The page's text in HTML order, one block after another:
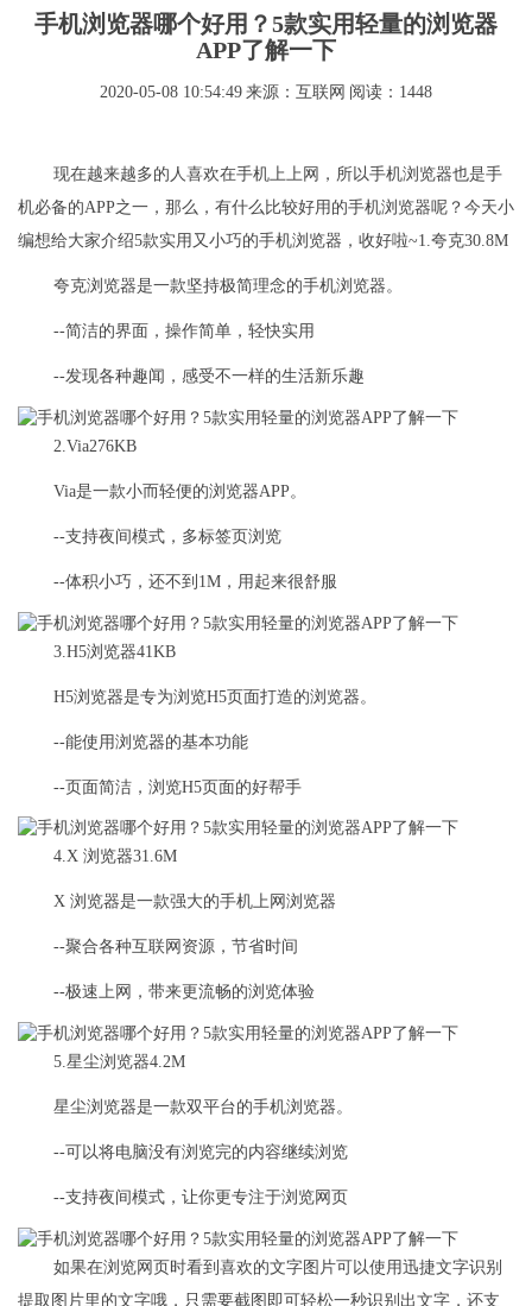
手机浏览器哪个好用？5款实用轻量的浏览器
APP了解一下
2020-05-08 10:54:49 来源：互联网 阅读：1448
现在越来越多的人喜欢在手机上上网，所以手机浏览器也是手
机必备的APP之一，那么，有什么比较好用的手机浏览器呢？今天小
编想给大家介绍5款实用又小巧的手机浏览器，收好啦~1.夸克30.8M
夸克浏览器是一款坚持极简理念的手机浏览器。
--简洁的界面，操作简单，轻快实用
--发现各种趣闻，感受不一样的生活新乐趣
2.Via276KB
Via是一款小而轻便的浏览器APP。
--支持夜间模式，多标签页浏览
--体积小巧，还不到1M，用起来很舒服
3.H5浏览器41KB
H5浏览器是专为浏览H5页面打造的浏览器。
--能使用浏览器的基本功能
--页面简洁，浏览H5页面的好帮手
4.X 浏览器31.6M
X 浏览器是一款强大的手机上网浏览器
--聚合各种互联网资源，节省时间
--极速上网，带来更流畅的浏览体验
5.星尘浏览器4.2M
星尘浏览器是一款双平台的手机浏览器。
--可以将电脑没有浏览完的内容继续浏览
--支持夜间模式，让你更专注于浏览网页
如果在浏览网页时看到喜欢的文字图片可以使用迅捷文字识别
提取图片里的文字哦，只需要截图即可轻松一秒识别出文字，还支